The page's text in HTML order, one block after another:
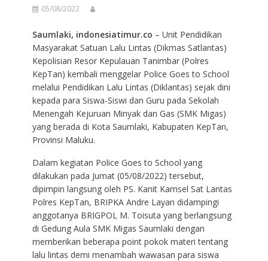
05/08/2022
Saumlaki, indonesiatimur.co – Unit Pendidikan
Masyarakat Satuan Lalu Lintas (Dikmas Satlantas)
Kepolisian Resor Kepulauan Tanimbar (Polres
KepTan) kembali menggelar Police Goes to School
melalui Pendidikan Lalu Lintas (Diklantas) sejak dini
kepada para Siswa-Siswi dan Guru pada Sekolah
Menengah Kejuruan Minyak dan Gas (SMK Migas)
yang berada di Kota Saumlaki, Kabupaten KepTan,
Provinsi Maluku.
Dalam kegiatan Police Goes to School yang
dilakukan pada Jumat (05/08/2022) tersebut,
dipimpin langsung oleh PS. Kanit Kamsel Sat Lantas
Polres KepTan, BRIPKA Andre Layan didampingi
anggotanya BRIGPOL M. Toisuta yang berlangsung
di Gedung Aula SMK Migas Saumlaki dengan
memberikan beberapa point pokok materi tentang
lalu lintas demi menambah wawasan para siswa